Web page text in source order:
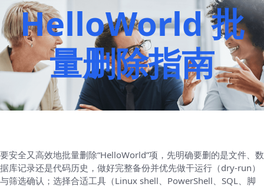
HelloWorld 批
量删除指南
要安全又高效地批量删除“HelloWorld”项，先明确要删的是文件、数
据库记录还是代码历史，做好完整备份并优先做干运行（dry‑run）
与筛选确认；选择合适工具（Linux shell、PowerShell、SQL、脚